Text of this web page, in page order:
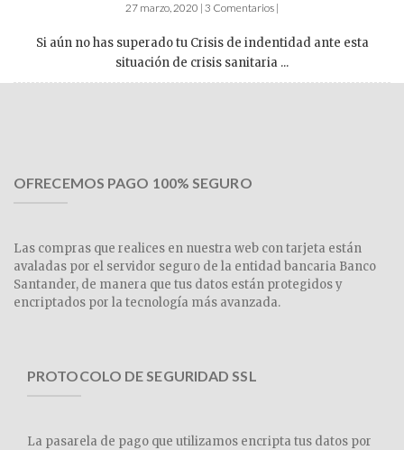
27 marzo, 2020 | 3 Comentarios |
Si aún no has superado tu Crisis de indentidad ante esta
situación de crisis sanitaria ...
OFRECEMOS PAGO 100% SEGURO
Las compras que realices en nuestra web con tarjeta están
avaladas por el servidor seguro de la entidad bancaria Banco
Santander, de manera que tus datos están protegidos y
encriptados por la tecnología más avanzada.
PROTOCOLO DE SEGURIDAD SSL
La pasarela de pago que utilizamos encripta tus datos por